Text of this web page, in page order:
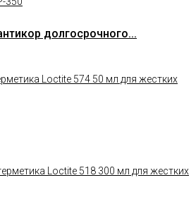
долгосрочного...